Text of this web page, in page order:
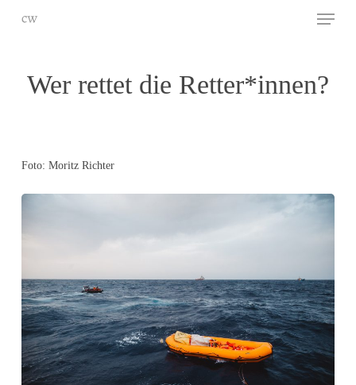
Menu
Wer rettet die Retter*innen?
Foto: Moritz Richter